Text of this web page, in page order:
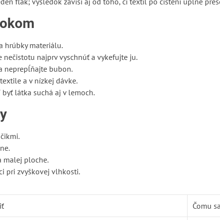
hrúbky materiálu.
nečistotu najprv vyschnúť a vykefujte ju.
neprepĺňajte bubon.
a v nízkej dávke.
látka suchá aj v lemoch.
malej ploche.
pri zvyškovej vlhkosti.
Čomu